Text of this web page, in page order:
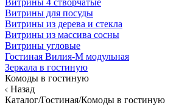
Витрины 4 створчатые
Витрины для посуды
Витрины из дерева и стекла
Витрины из массива сосны
Витрины угловые
Гостиная Вилия-М модульная
Зеркала в гостиную
Комоды в гостиную
Назад
Каталог/Гостиная/Комоды в гостиную